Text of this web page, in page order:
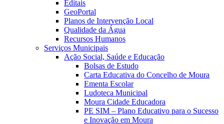
Editais
GeoPortal
Planos de Intervenção Local
Qualidade da Água
Recursos Humanos
Serviços Municipais
Ação Social, Saúde e Educação
Bolsas de Estudo
Carta Educativa do Concelho de Moura
Ementa Escolar
Ludoteca Municipal
Moura Cidade Educadora
PE SIM – Plano Educativo para o Sucesso
e Inovação em Moura